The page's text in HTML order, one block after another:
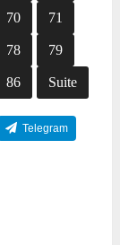
70 71
78 79
86 Suite
Telegram